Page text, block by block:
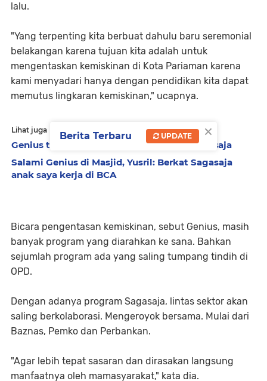
lalu.
"Yang terpenting kita berbuat dahulu baru seremonial
belakangan karena tujuan kita adalah untuk
mengentaskan kemiskinan di Kota Pariaman karena
kami menyadari hanya dengan pendidikan kita dapat
memutus lingkaran kemiskinan," ucapnya.
Lihat juga
Genius teken MoU dengan UBH untuk Sagasaja
Salami Genius di Masjid, Yusril: Berkat Sagasaja
anak saya kerja di BCA
Bicara pengentasan kemiskinan, sebut Genius, masih
banyak program yang diarahkan ke sana. Bahkan
sejumlah program ada yang saling tumpang tindih di
OPD.
Dengan adanya program Sagasaja, lintas sektor akan
saling berkolaborasi. Mengeroyok bersama. Mulai dari
Baznas, Pemko dan Perbankan.
"Agar lebih tepat sasaran dan dirasakan langsung
manfaatnya oleh mamasyarakat," kata dia.
×
Berita Terbaru UPDATE